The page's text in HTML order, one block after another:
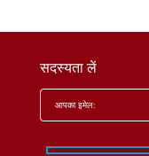
सदस्यता लें